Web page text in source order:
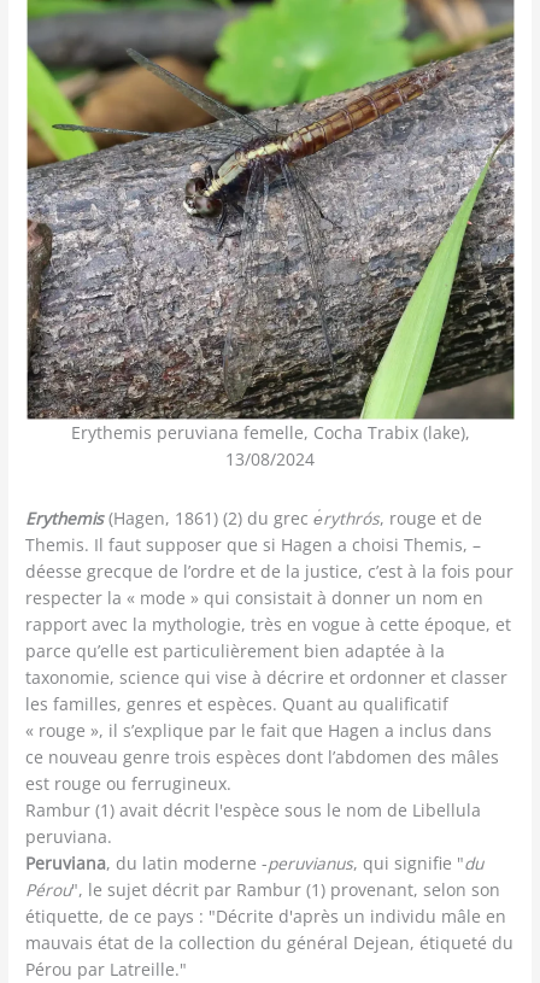
Erythemis peruviana femelle, Cocha Trabix (lake),
13/08/2024
Erythemis(Hagen, 1861) (2) du grece̍rythrós, rouge et de
Themis. Il faut supposer que si Hagen a choisi Themis, –
déesse grecque de l’ordre et de la justice, c’est à la fois pour
respecter la « mode » qui consistait à donner un nom en
rapport avec la mythologie, très en vogue à cette époque, et
parce qu’elle est particulièrement bien adaptée à la
taxonomie, science qui vise à décrire et ordonner et classer
les familles, genres et espèces. Quant au qualificatif
« rouge », il s’explique par le fait que Hagen a inclus dans
ce nouveau genre trois espèces dont l’abdomen des mâles
est rouge ou ferrugineux.
Rambur (1) avait décrit l'espèce sous le nom de Libellula
peruviana.
Peruviana, du latin moderne -peruvianus, qui signifie "du
Pérou", le sujet décrit par Rambur (1) provenant, selon son
étiquette, de ce pays : "Décrite d'après un individu mâle en
mauvais état de la collection du général Dejean, étiqueté du
Pérou par Latreille."